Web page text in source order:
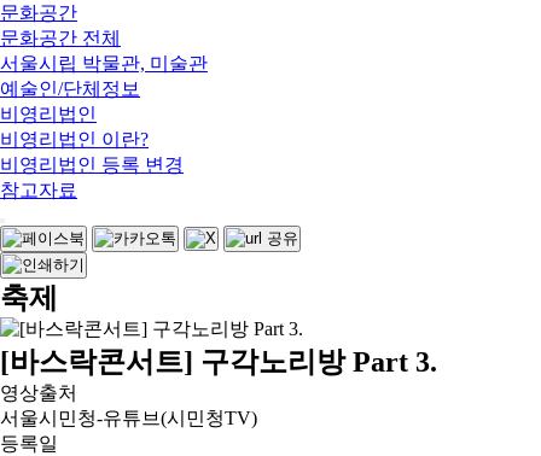
문화공간
문화공간 전체
서울시립 박물관, 미술관
예술인/단체정보
비영리법인
비영리법인 이란?
비영리법인 등록 변경
참고자료
축제
[바스락콘서트] 구각노리방 Part 3.
영상출처
서울시민청-유튜브(시민청TV)
등록일